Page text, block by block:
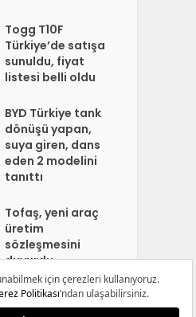
Togg T10F
Türkiye’de satışa
sunuldu, fiyat
listesi belli oldu
BYD Türkiye tank
dönüşü yapan,
suya giren, dans
eden 2 modelini
tanıttı
Tofaş, yeni araç
üretim
sözleşmesini
duyurdu